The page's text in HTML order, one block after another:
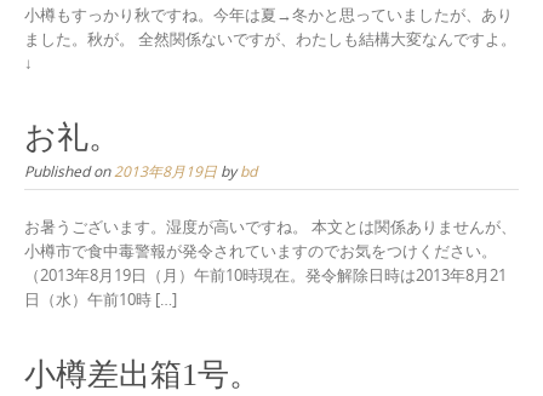
小樽もすっかり秋ですね。今年は夏→冬かと思っていましたが、あり
ました。秋が。 全然関係ないですが、わたしも結構大変なんですよ。
↓
お礼。
Published on2013年8月19日 bybd
お暑うございます。湿度が高いですね。 本文とは関係ありませんが、
小樽市で食中毒警報が発令されていますのでお気をつけください。
（2013年8月19日（月）午前10時現在。発令解除日時は2013年8月21
日（水）午前10時 […]
小樽差出箱1号。